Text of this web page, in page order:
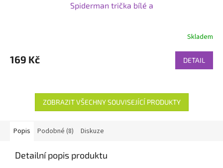
Spiderman trička bílé a
Skladem
169 Kč DETAIL
ZOBRAZIT VŠECHNY SOUVISEJÍCÍ PRODUKTY
Popis Podobné (8) Diskuze
Detailní popis produktu